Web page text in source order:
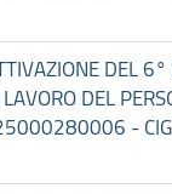
DEL 6°
DEL
-